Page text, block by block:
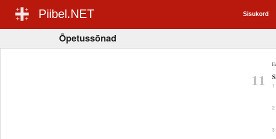
Piibel.NET Sisukord
Õpetussõnad
11 1
2
3